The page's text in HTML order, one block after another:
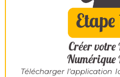
Créer
Numérique
Télécharger l’application